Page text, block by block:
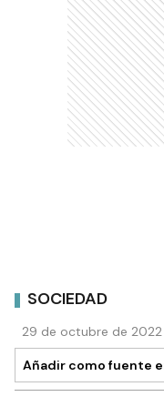
SOCIEDAD
29 de octubre de
Añadir como fuente